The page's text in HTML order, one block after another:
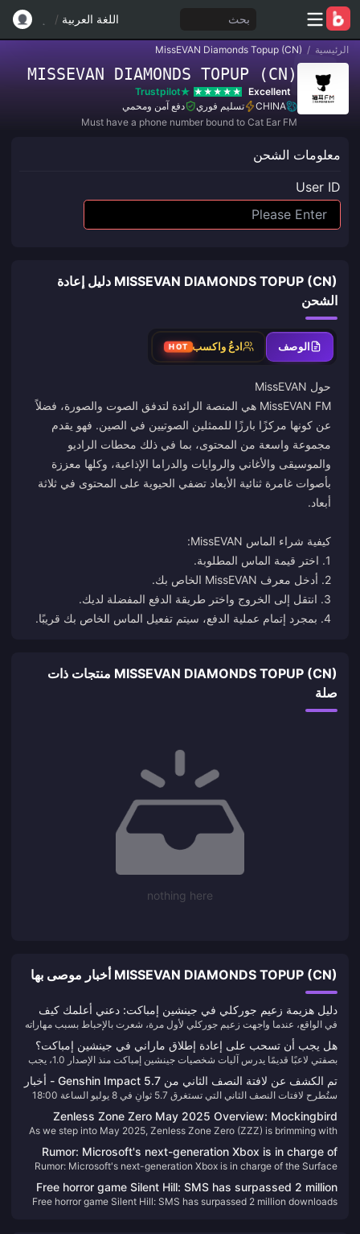
بحث اللغة العربية /
الرئيسية /
MissEVAN Diamonds Topup (CN)
MISSEVAN DIAMONDS TOPUP (CN)
Excellent
Trustpilot
CHINA
تسليم فوري
دفع آمن ومحمي
Must have a phone number bound to Cat Ear FM
معلومات الشحن
User ID
MISSEVAN DIAMONDS TOPUP (CN) دليل إعادة
الشحن
الوصف ادعُ واكسب HOT
MissEVAN FM هي المنصة الرائدة لتدفق الصوت والصورة، فضلاً
عن كونها مركزًا بارزًا للممثلين الصوتيين في الصين. فهو يقدم
مجموعة واسعة من المحتوى، بما في ذلك محطات الراديو
والموسيقى والأغاني والروايات والدراما الإذاعية، وكلها معززة
بأصوات غامرة ثنائية الأبعاد تضفي الحيوية على المحتوى في ثلاثة
4. بمجرد إتمام عملية الدفع، سيتم تفعيل الماس الخاص بك قريبًا.
MISSEVAN DIAMONDS TOPUP (CN) منتجات ذات
صلة
nothing here
MISSEVAN DIAMONDS TOPUP (CN) أخبار موصى بها
دليل هزيمة زعيم جوركلي في جينشين إمباكت: دعني أعلمك كيف
تهزم هذا الوحش اللزج دون أخطاء
في الواقع، عندما واجهت زعيم جوركلي لأول مرة، شعرت بالإحباط بسبب مهاراته
المتقنة. ولكن بعد البحث المتكرر والاختبار العملي، اكتشفت أنه على الرغم من
تعقيد هذا المخلوق، إلا أن هزيمته ليست صعبة حقًا بمجرد إتقان التكتيكات
الصحيحة.
هل يجب أن تسحب على إعادة إطلاق ماراني في جينشين إمباكت؟
تحليل عميق لإصدار 5.8 لمساعدتك على اتخاذ قرار حكيم
بصفتي لاعبًا قديمًا يدرس آليات شخصيات جينشين إمباكت منذ الإصدار 1.0، يجب
أن أقول إن ماراني، ساحرة الماء ذات الخمس نجوم، مثيرة للاهتمام حقًا. آلية
ركوب الأمواج الخاصة بها وأضرار التبخير العالية تؤدي أداءً جيدًا في إصدار ناتا،
ولكن ما إذا كنت ستسحب عليها أم لا يعتمد حقًا على وضعك المحدد. إذا كان لديك
بالفعل شخصيات أساسية مثل فورينيا وشيانغ لينغ، وتفتقر إلى شخصية رئيسية من
عنصر الماء، فإنها تستحق النظر. ولكن بالنسبة للأصدقاء المبتدئين، ما زلت
أوصي بالنظر أولاً في شخصيات أكثر تنوعًا مثل نيفيليت.
تم الكشف عن لافتة النصف الثاني من Genshin Impact 5.7 - أخبار
رائعة للاعبين الذين يسحبون من أجل Arlecchino!
ستُطرح لافتات النصف الثاني التي تستغرق 5.7 ثوانٍ في 8 يوليو الساعة 18:00
تضم Marvica وEmilie، بما في ذلك شخصيات معدل الظهور 4 نجوم ومجموعة
الأسلحة:
Zenless Zone Zero May 2025 Overview: Mockingbird
Dominance, 2.0 Preview, and Exciting Events!
As we step into May 2025, Zenless Zone Zero (ZZZ) is brimming with
need to know to maximize your in-game experience this month.
Rumor: Microsoft's next-generation Xbox is in charge of
the Surface team, and the handheld console may be under
development
Rumor: Microsoft's next-generation Xbox is in charge of the Surface
Free horror game Silent Hill: SMS has surpassed 2 million
downloads
Free horror game Silent Hill: SMS has surpassed 2 million downloads